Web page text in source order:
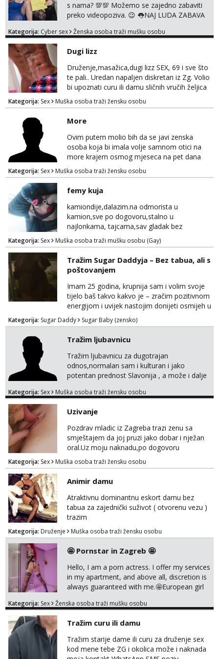
reći da sam PR...
s nama? 💯💯 Možemo se zajedno zabaviti
preko videopoziva. 😉 👅NAJ LUDA ZABAVA
pošalji poruku na Whatsapp, Telegram ili
možeš me vidjeti na videopozivu. 😉
091/912-3322 ❌NE RADIMO NIŠTA UŽIVO❌
Kategorija: Cyber sex Ženska osoba traži mušku osobu
Dugi lizz
Druženje,masažica,dugi lizz SEX, 69 i sve što
te pali.. Uredan napaljen diskretan iz Zg. Volio
bi upoznati curu ili damu sličnih vručih željica
za zajedničko ugodno i strastveno druženje.
Prostor imam, diskr max. A i mobilan 🚗 sam.
Kategorija: Sex Muška osoba traži žensku osobu
More
Ovim putem molio bih da se javi zenska
osoba koja bi imala volje samnom otici na
more krajem osmog mjeseca na pet dana
netrazim nista intimno cisto druženje da
nisam sam ,imam 39 godina crna kosa 170
visok 80 kg zagrebačka županija 0919121728
WhatsApp Viber ili mail merkej86@gmail.com
Kategorija: Sex Muška osoba traži žensku osobu
femy kuja
kamiondije,dalazim.na odmorista u
kamion,sve po dogovoru,stalno u
najlonkama, tajcama,sav gladak bez
dlaka,spermu obozavam,sve po dog
Kategorija: Sex Muška osoba traži mušku osobu (Gay)
Tražim Sugar Daddyja – Bez tabua, ali s
poštovanjem
Imam 25 godina, krupnija sam i volim svoje
tijelo baš takvo kakvo je – zračim pozitivnom
energijom i uvijek nastojim donijeti osmijeh u
nečiji dan. Tražim zrelu, galantnu osobu za
ugodno, opušteno i uzajamno korisno
druženje – bez lažnih obećanja i s puno
iskrenosti. Nisam prostitutka, niti želim biti –
ne zanima me “posao”, već odnos temeljen
na međusobnom poštovanju, povjerenju i
pažnji. Voli...
Kategorija: Sugar Daddy Sugar Baby (zensko)
Tražim ljubavnicu
Tražim ljubavnicu za dugotrajan
odnos,normalan sam i kulturan i jako
potentan prednost Slavonija , a može i dalje
ozbiljne žene koje su se našle u mom oglasu.
Kategorija: Sex Muška osoba traži žensku osobu
Uzivanje
Pozdrav mladic iz Zagreba trazi zenu sa
smještajem da joj pruzi jako dobar i nježan
oral.Uz moju naknadu,po dogovoru
.Diskrecija osigurana.
Kategorija: Sex Muška osoba traži žensku osobu
Animir damu
Atraktivnu dominantnu eskort damu bez
tabua za zajednički suživot ( otvorenu vezu )
trazim
Kategorija: Druženje Muška osoba traži žensku osobu
🤩 Pornstar in Zagreb 🤩
Hello, I am a porn actress. I offer my services
in my apartment, and above all, discretion is
always guaranteed with me.🤩European girl
sex,domination,and oral with condom cause
also my own health 😘 i dont do anal or
kissing
Kategorija: Sex Ženska osoba traži mušku osobu
Tražim curu ili damu
Tražim starije dame ili curu za druženje sex
kod mene tebe ZG i okolica može i naknada